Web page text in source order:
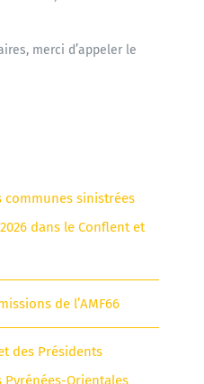
merci d’appeler le
sinistrées
dans le Conflent et
de l’AMF66
des Présidents
Orientales